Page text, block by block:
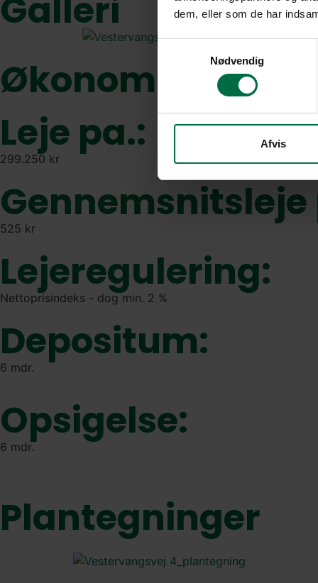
dem, eller som de har
Nødvendig
Afvis
Galleri
Økonomien
Leje pa.:
299.250 kr
525 kr
Lejeregulering:
Nettoprisindeks - dog min. 2 %
Depositum:
6 mdr.
Opsigelse:
6 mdr.
Plantegninger